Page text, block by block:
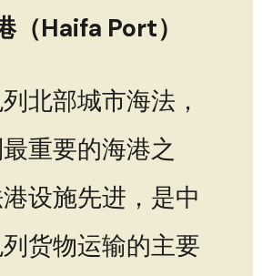
（Haifa Port）
北部城市海法，
重要的海港之
设施先进，是中
货物运输的主要